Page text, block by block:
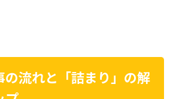
の流れと「詰まり」の解